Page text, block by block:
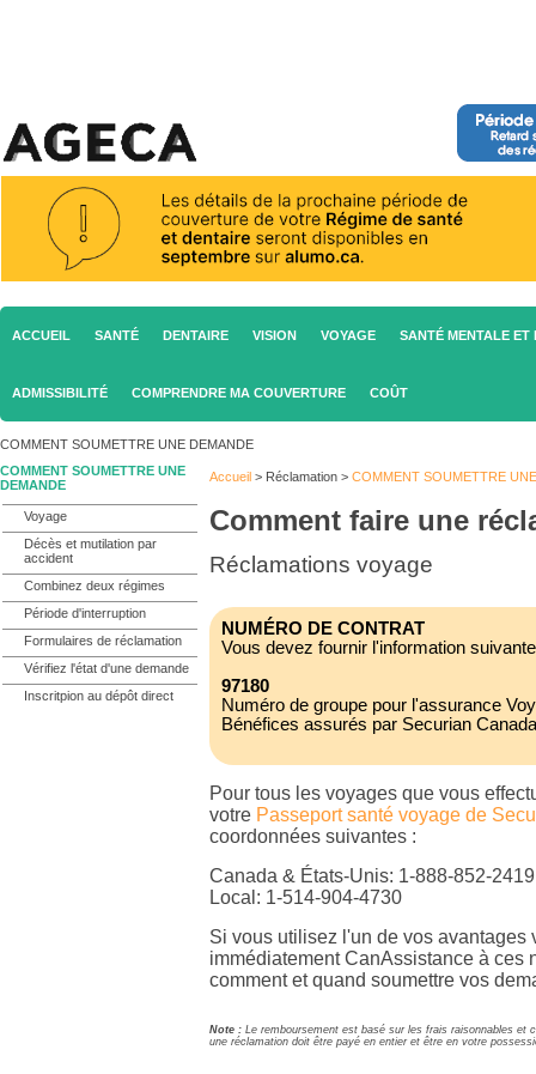
ACCUEIL SANTÉ DENTAIRE VISION VOYAGE SANTÉ MENTALE ET
ADMISSIBILITÉ COMPRENDRE MA COUVERTURE COÛT
COMMENT SOUMETTRE UNE DEMANDE
COMMENT SOUMETTRE UNE
DEMANDE
Voyage
Décès et mutilation par
accident
Combinez deux régimes
Période d'interruption
Formulaires de réclamation
Vérifiez l'état d'une demande
Inscritpion au dépôt direct
Accueil > Réclamation > COMMENT SOUMETTRE
Comment faire une
Réclamations voyage
NUMÉRO DE CONTRAT
Vous devez fournir l'information
97180
Numéro de groupe pour l'assurance
Bénéfices assurés par Securian
Pour tous les voyages que vous
votre Passeport santé voyage de
coordonnées suivantes :
Canada & États-Unis: 1-888-852-2419
Local: 1-514-904-4730
Si vous utilisez l'un de vos avantages
immédiatement CanAssistance à ces
comment et quand soumettre vos
Note : Le remboursement est basé sur les frais raisonnables et
une réclamation doit être payé en entier et être en votre